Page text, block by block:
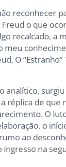
reconhecer
Freud o que
recalcado, a
meu
O
analítico,
réplica de que
O
o
ao
ingresso na